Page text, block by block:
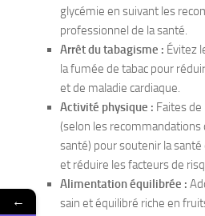
glycémie en suivant les
professionnel de la santé.
Arrêt du tabagisme : Évitez
la fumée de tabac pour
et de maladie cardiaque.
Activité physique : Faites
(selon les
santé) pour soutenir la
et réduire les facteurs de
Alimentation équilibrée :
sain et équilibré riche en
←